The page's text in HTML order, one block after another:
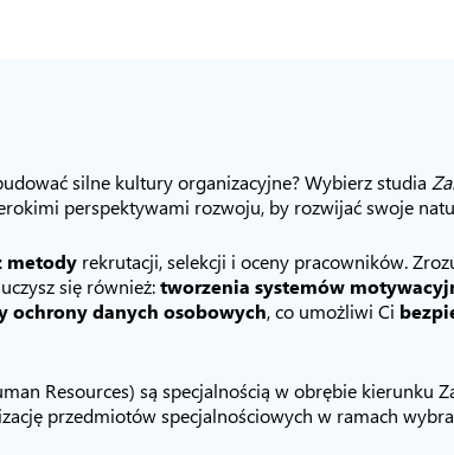
silne kultury organizacyjne? Wybierz studia
perspektywami rozwoju, by rozwijać swoje
metody rekrutacji, selekcji i oceny pracowników.
się również:tworzenia systemów
ochrony danych osobowych, co umożliwi Ci
Resources) są specjalnością w obrębie kierunku
przedmiotów specjalnościowych w ramach